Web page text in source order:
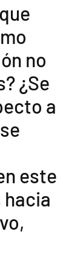
no
¿Se
a
este